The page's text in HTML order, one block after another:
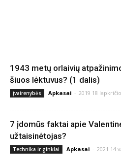
1943 metų orlaivių
šiuos lėktuvus? (1 dalis)
Įvairenybės Apkasai - 2019 18 lapkričio
7 įdomūs faktai apie
užtaisinėtojas?
Technika ir ginklai Apkasai - 2021 14